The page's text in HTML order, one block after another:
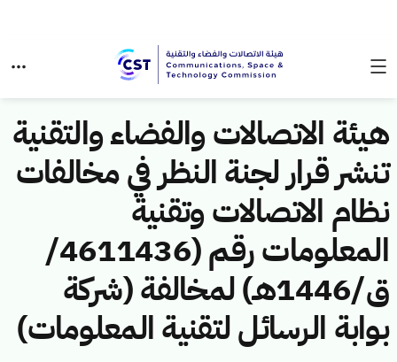
هيئة الاتصالات والفضاء والتقنية
تنشر قرار لجنة النظر في مخالفات
نظام الاتصالات وتقنية
المعلومات رقم (4611436/
ق/1446هـ) لمخالفة (شركة
بوابة الرسائل لتقنية المعلومات)